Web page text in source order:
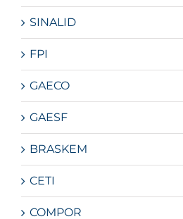
SINALID
FPI
GAECO
GAESF
BRASKEM
CETI
COMPOR